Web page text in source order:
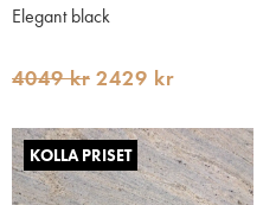
Elegant black
4049 kr 2429 kr
KOLLA PRISET